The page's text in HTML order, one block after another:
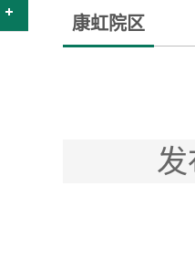
康虹院区